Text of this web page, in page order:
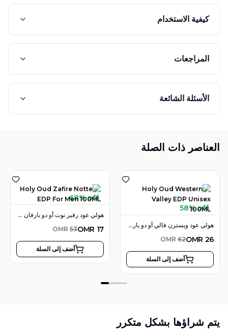
كيفية الاستخدام
المراجعات
الأسئلة الشائعة
العناصر ذات الصلة
68% off
هولي عود زفير نوت أو دو بارفان 100 مل للرجال
OMR 17
OMR 53
أضف إلى السلة
58% off
هولي عود ويسترن فالي أو دو بارفان 100 مل للجنسين
OMR 26
OMR 62
أضف إلى السلة
يتم شراؤها بشكل متكرر